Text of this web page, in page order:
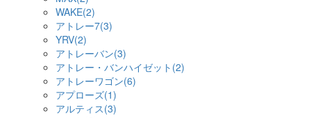
WAKE(2)
アトレー7(3)
YRV(2)
アトレーバン(3)
アトレー・バンハイゼット(2)
アトレーワゴン(6)
アプローズ(1)
アルティス(3)